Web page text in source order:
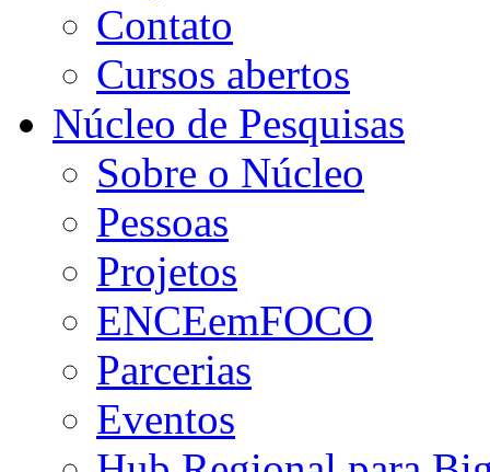
Contato
Cursos abertos
Núcleo de Pesquisas
Sobre o Núcleo
Pessoas
Projetos
ENCEemFOCO
Parcerias
Eventos